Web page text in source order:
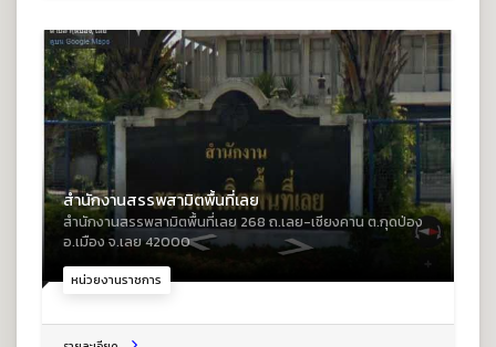
หน่วยงานราชการ
สำนักงานสรรพสามิตพื้นที่เลย
สำนักงานสรรพสามิตพื้นที่เลย 268 ถ.เลย-เชียงคาน ต.กุดป่อง
อ.เมือง จ.เลย 42000